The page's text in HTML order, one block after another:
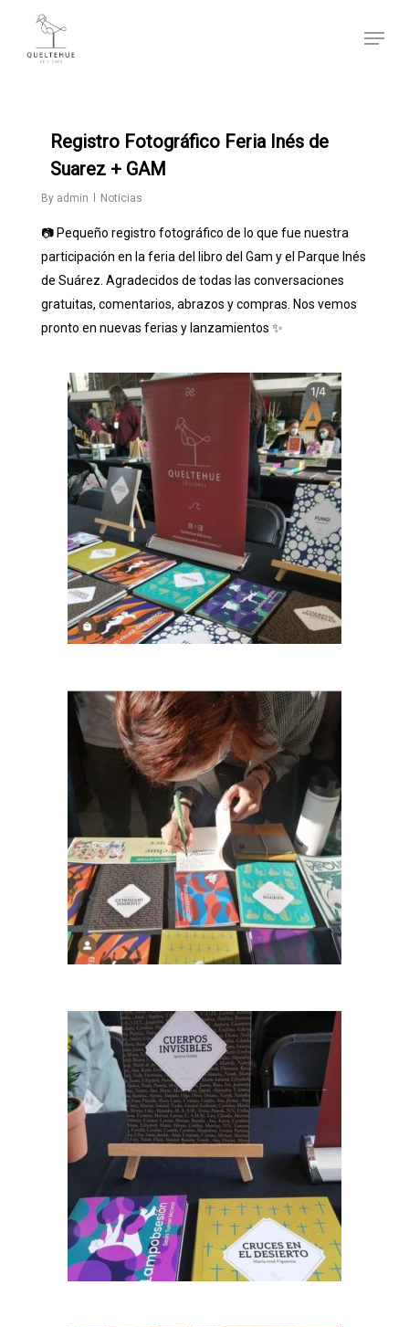
main
Menu
Registro Fotográfico Feria Inés de
Suarez + GAM
By admin Noticias
📷 Pequeño registro fotográfico de lo que fue nuestra
participación en la feria del libro del Gam y el Parque Inés
de Suárez. Agradecidos de todas las conversaciones
gratuitas, comentarios, abrazos y compras. Nos vemos
pronto en nuevas ferias y lanzamientos ✨